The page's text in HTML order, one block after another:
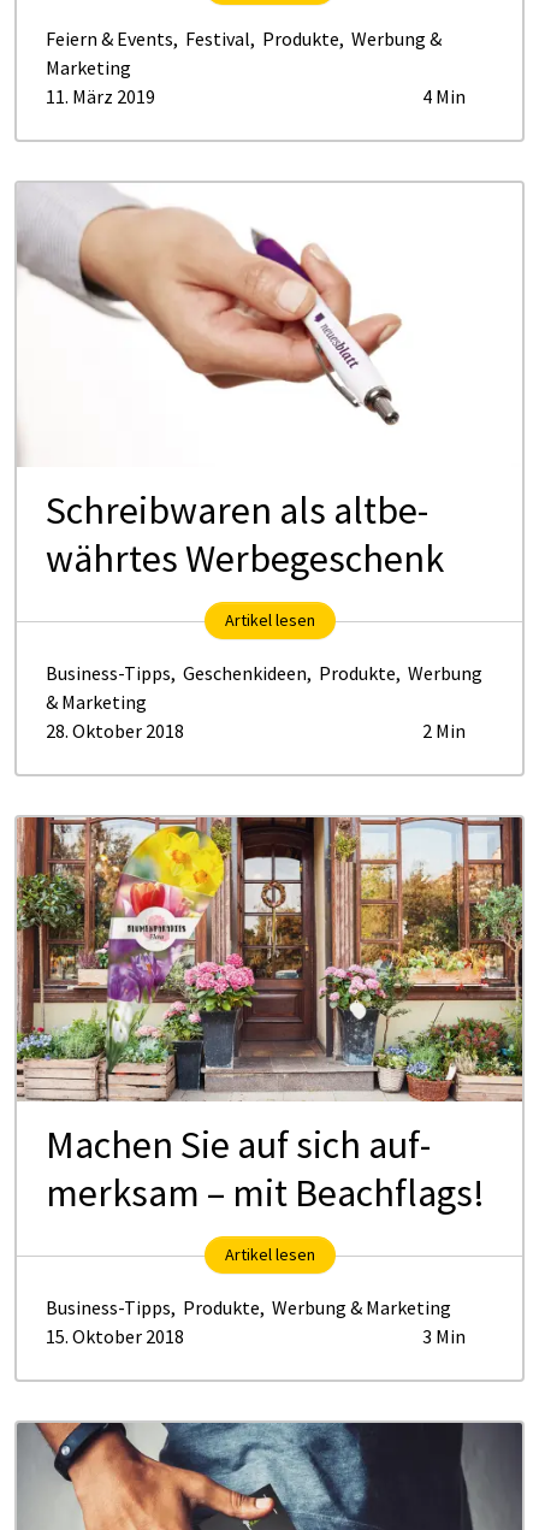
Feiern & Events, Festival, Produkte, Werbung &
Marketing
11. März 2019
4 Min
Schreib­wa­ren als alt­be­
währ­tes Wer­be­ge­schenk
Artikel lesen
Business-Tipps, Geschenkideen, Produkte, Werbung
& Marketing
28. Oktober 2018
2 Min
Ma­chen Sie auf sich auf­
merk­sam – mit Beach­flags!
Artikel lesen
Business-Tipps, Produkte, Werbung & Marketing
15. Oktober 2018
3 Min